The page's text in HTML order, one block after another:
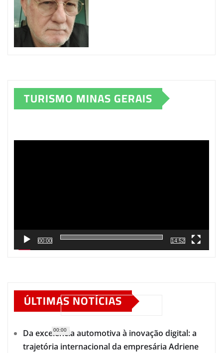
TURISMO MINAS GERAIS
00:00
00:00
14:52
ÚLTIMAS NOTÍCIAS
Da excelência automotiva à inovação digital: a
trajetória internacional da empresária Adriene